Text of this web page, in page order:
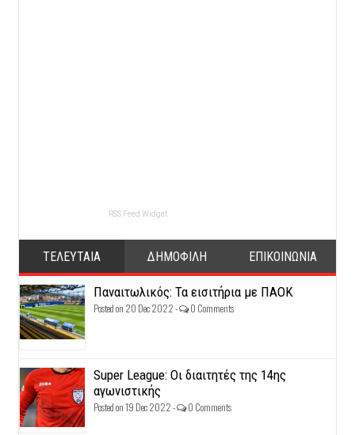
RSS Feed Widget
ΤΕΛΕΥΤΑΙΑ ΔΗΜΟΦΙΛΗ ΕΠΙΚΟΙΝΩΝΙΑ
Παναιτωλικός: Τα εισιτήρια με ΠΑΟΚ
Posted on 20 Dec 2022 - 0 Comments
Super League: Οι διαιτητές της 14ης
αγωνιστικής
Posted on 19 Dec 2022 - 0 Comments